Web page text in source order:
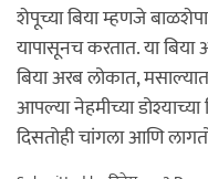
शेपूच्या बिया म्हणजे
यापासूनच करतात. या बिया
बिया अरब लोकात,
आपल्या नेहमीच्या
दिसतोही चांगला आणि